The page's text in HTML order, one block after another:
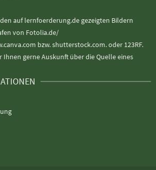
auf lernfoerderung.de gezeigten Bildern
von Fotolia.de/
bzw. shutterstock.com. oder 123RF.
Ihnen gerne Auskunft über die Quelle eines